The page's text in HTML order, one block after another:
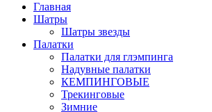
Главная
Шатры
Шатры звезды
Палатки
Палатки для глэмпинга
Надувные палатки
КЕМПИНГОВЫЕ
Трекинговые
Зимние